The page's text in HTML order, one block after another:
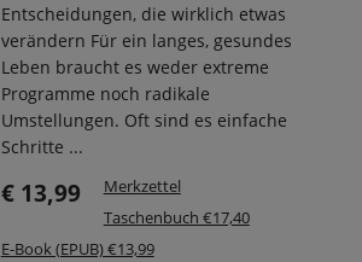
Entscheidungen, die wirklich etwas
verändern Für ein langes, gesundes
Leben braucht es weder extreme
Programme noch radikale
Umstellungen. Oft sind es einfache
Schritte ...
€ 13,99
Merkzettel
Taschenbuch €17,40
E-Book (EPUB) €13,99